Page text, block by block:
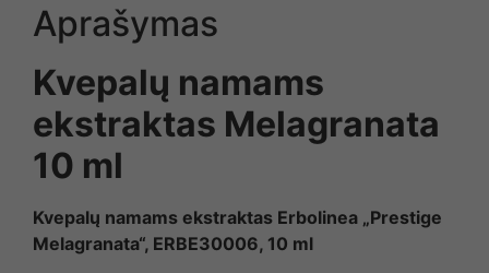
Aprašymas
Kvepalų namams
ekstraktas Melagranata
10 ml
Kvepalų namams ekstraktas Erbolinea „Prestige
Melagranata“, ERBE30006, 10 ml